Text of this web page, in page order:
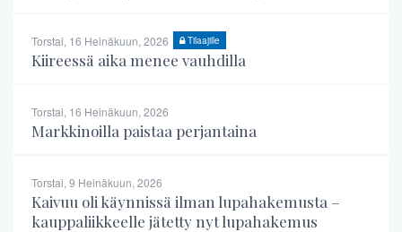
Torstai, 16 Heinäkuun, 2026 Tilaajille
Kiireessä aika menee vauhdilla
Torstai, 16 Heinäkuun, 2026
Markkinoilla paistaa perjantaina
Torstai, 9 Heinäkuun, 2026
Kaivuu oli käynnissä ilman lupahakemusta –
kauppaliikkeelle jätetty nyt lupahakemus